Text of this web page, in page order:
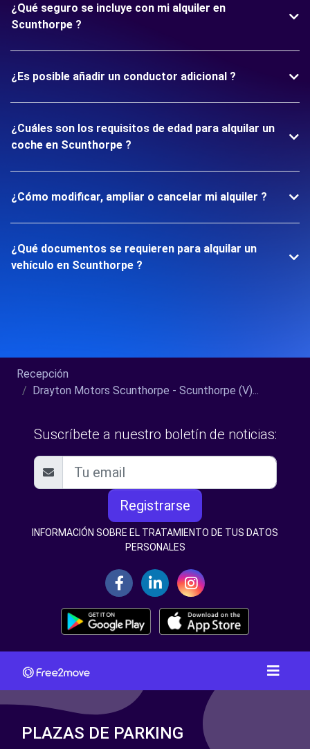
¿Qué seguro se incluye con mi alquiler en
Scunthorpe ?
¿Es posible añadir un conductor adicional ?
¿Cuáles son los requisitos de edad para alquilar un
coche en Scunthorpe ?
¿Cómo modificar, ampliar o cancelar mi alquiler ?
¿Qué documentos se requieren para alquilar un
vehículo en Scunthorpe ?
Recepción
Drayton Motors Scunthorpe - Scunthorpe (V)...
Suscríbete a nuestro boletín de noticias:
Registrarse
INFORMACIÓN SOBRE EL TRATAMIENTO DE TUS DATOS
PERSONALES
PLAZAS DE PARKING